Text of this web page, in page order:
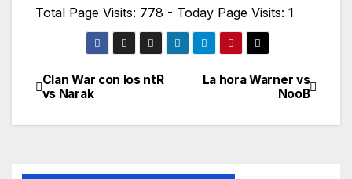
Total Page Visits: 778 - Today Page Visits: 1
Navegación
de
La hora Warner vs
NooB
Clan War con los ntR
vs Narak